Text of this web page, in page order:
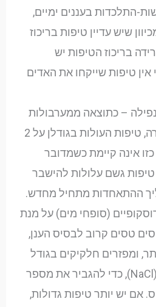
התלכדות בעננים ימיים,
שיש עדיין טיפות בריכוז
בריכוז הטיפות יש
אין טיפות שייקחו את האדים
– כתוצאה ממערבולות
וזרמי אוויר באטמוספירה, טיפות העולות בגודלן על 2
אינה קיימת כשמדובר
גשם עלולות להישבר
ההתאחדות מתחיל מחדש.
(סופחי מים) על מנת
טסים קרוב לבסיס הענן,
ומפזרים חלקיקים בגודל
10 מיקרומטר או יותר (NaCl), כדי להגביר את מספר
אם יש יותר טיפות גדולות,